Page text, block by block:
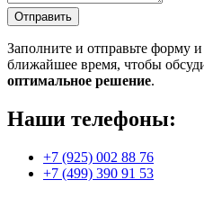
Отправить
Заполните и отправьте форму
ближайшее время, чтобы
оптимальное решение.
Наши телефоны:
+7 (925) 002 88 76
+7 (499) 390 91 53